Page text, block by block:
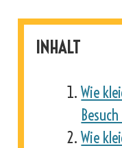
INHALT
Wie
Wie